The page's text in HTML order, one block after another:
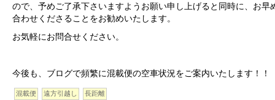
ので、予めご了承下さいますようお願い申し上げると同時に、お早
合わせくださることをお勧めいたします。
お気軽にお問合せください。
今後も、ブログで頻繁に混載便の空車状況をご案内いたします！！
混載便 遠方引越し 長距離